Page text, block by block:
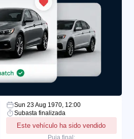
Sun 23 Aug 1970, 12:00
Subasta finalizada
Este vehículo ha sido vendido
Puja final: